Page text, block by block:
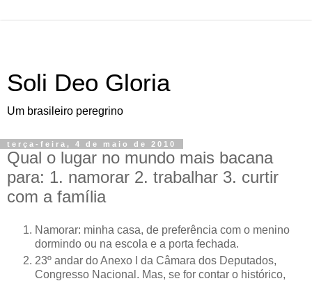
Soli Deo Gloria
Um brasileiro peregrino
terça-feira, 4 de maio de 2010
Qual o lugar no mundo mais bacana
para: 1. namorar 2. trabalhar 3. curtir
com a família
Namorar: minha casa, de preferência com o menino
dormindo ou na escola e a porta fechada.
23º andar do Anexo I da Câmara dos Deputados,
Congresso Nacional. Mas, se for contar o histórico,